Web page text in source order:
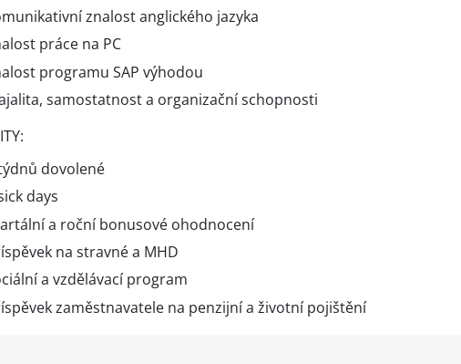
znalost anglického jazyka
práce na PC
programu SAP výhodou
samostatnost a organizační schopnosti
dovolené
days
a roční bonusové ohodnocení
na stravné a MHD
a vzdělávací program
zaměstnavatele na penzijní a životní pojištění